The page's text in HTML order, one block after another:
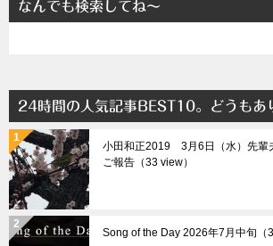
なんでも検索してね～
24時間の人気記事BEST10。どうもあ
小田和正2019 3月6日（水）先輩
ご報告（33 view）
Song of the Day 2026年7月中旬（